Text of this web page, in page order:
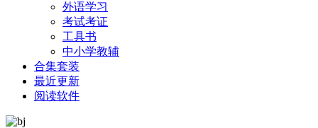
外语学习
考试考证
工具书
中小学教辅
合集套装
最近更新
阅读软件